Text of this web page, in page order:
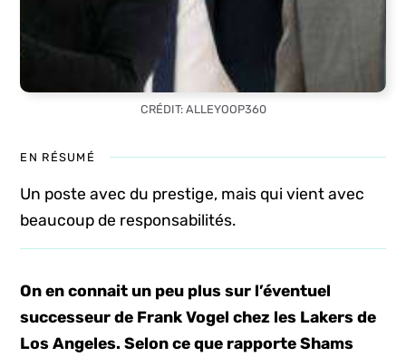
CRÉDIT: ALLEYOOP360
EN RÉSUMÉ
Un poste avec du prestige, mais qui vient avec
beaucoup de responsabilités.
On en connait un peu plus sur l’éventuel
successeur de Frank Vogel chez les Lakers de
Los Angeles. Selon ce que rapporte Shams